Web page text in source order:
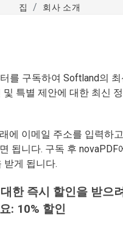
집
회사 소개
를 구독하여 Softland의 최
및 특별 제안에 대한 최신
에 이메일 주소를 입력하
됩니다. 구독 후 novaPDF
받게 됩니다.
한 즉시 할인을 받으
: 10% 할인